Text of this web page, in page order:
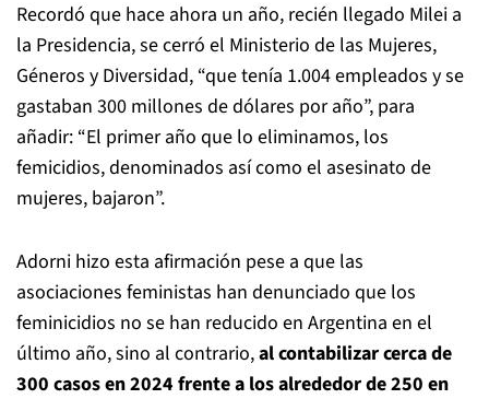
Recordó que hace ahora un año, recién llegado Milei a
la Presidencia, se cerró el Ministerio de las Mujeres,
Géneros y Diversidad, “que tenía 1.004 empleados y se
gastaban 300 millones de dólares por año”, para
añadir: “El primer año que lo eliminamos, los
femicidios, denominados así como el asesinato de
mujeres, bajaron”.
Adorni hizo esta afirmación pese a que las
asociaciones feministas han denunciado que los
feminicidios no se han reducido en Argentina en el
último año, sino al contrario,al contabilizar cerca de
300 casos en 2024 frente a los alrededor de 250 en